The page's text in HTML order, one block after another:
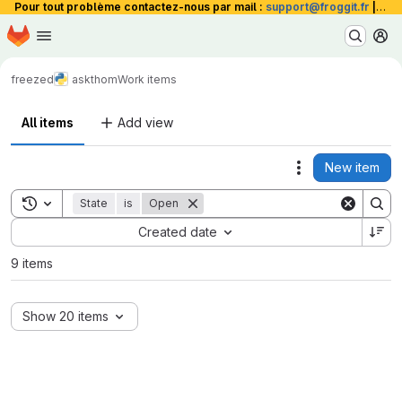
Pour tout problème contactez-nous par mail : support@froggit.fr La
Skip to main content
Homepage
freezed askthomWork items
All items Add view
Actions
New item
Toggle search history
State is Open
Created date
Sort by:
9 items
Show 20 items